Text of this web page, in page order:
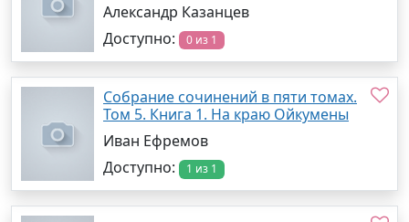
Александр Казанцев
Доступно:
0 из 1
Собрание сочинений в пяти томах.
Том 5. Книга 1. На краю Ойкумены
Иван Ефремов
Доступно:
1 из 1